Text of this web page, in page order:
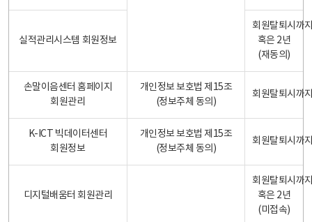
실적관리시스템 회원정보
회원탈퇴시까
혹은 2년
(재동의)
손말이음센터 홈페이지
회원관리
개인정보 보호법 제15조
(정보주체 동의)
회원탈퇴시까
K-ICT 빅데이터센터
회원정보
개인정보 보호법 제15조
(정보주체 동의)
회원탈퇴시까
디지털배움터 회원관리
회원탈퇴시까
혹은 2년
(미접속)